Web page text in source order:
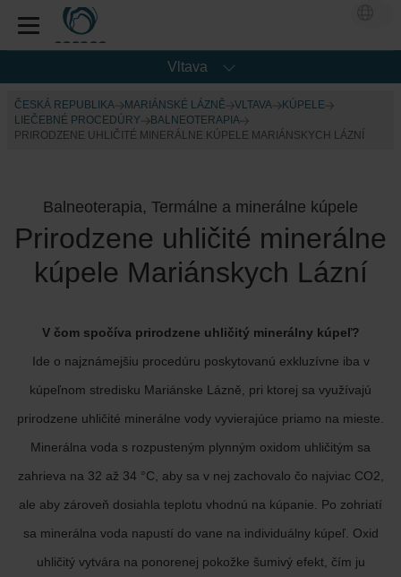
Vltava
ČESKÁ REPUBLIKA MARIÁNSKÉ LÁZNĚ VLTAVA
KÚPELE
LIEČEBNÉ PROCEDÚRY
BALNEOTERAPIA
PRIRODZENE UHLIČITÉ MINERÁLNE KÚPELE MARIÁNSKYCH LÁZNÍ
Balneoterapia, Termálne a minerálne kúpele
Prirodzene uhličité minerálne
kúpele Mariánskych Lázní
V čom spočíva prirodzene uhličitý minerálny kúpeľ?
Ide o najznámejšiu procedúru poskytovanú exkluzívne iba v
kúpeľnom stredisku Mariánske Lázně, pri ktorej sa využívajú
prirodzene uhličité minerálne vody vyvierajúce priamo na mieste.
Minerálna voda s rozpusteným plynným oxidom uhličitým sa
zahrieva na 32 až 34 °C, aby sa v nej zachovalo čo najviac CO2,
ale aby zároveň dosiahla teplotu vhodnú na kúpanie. Po zohriatí
sa minerálna voda napustí do vane na individuálny kúpeľ. Oxid
uhličitý vytvára na ponorenej pokožke šumivý efekt, čím ju